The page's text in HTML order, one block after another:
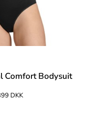
Comfort Bodysuit
DKK